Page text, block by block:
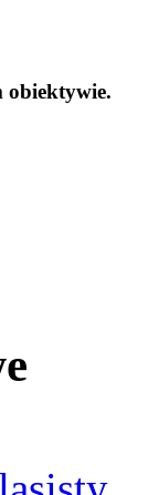
obiektywie.